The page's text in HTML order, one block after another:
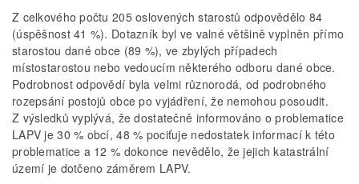
Z celkového počtu 205 oslovených starostů odpovědělo 84
(úspěšnost 41 %). Dotazník byl ve valné většině vyplněn přímo
starostou dané obce (89 %), ve zbylých případech
místostarostou nebo vedoucím některého odboru dané obce.
Podrobnost odpovědí byla velmi různorodá, od podrobného
rozepsání postojů obce po vyjádření, že nemohou posoudit.
Z výsledků vyplývá, že dostatečně informováno o problematice
LAPV je 30 % obcí, 48 % pociťuje nedostatek informací k této
problematice a 12 % dokonce nevědělo, že jejich katastrální
území je dotčeno záměrem LAPV.